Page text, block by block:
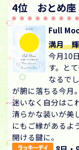
4位 おとめ座
Full
満月 輝
今月10
す。と
なるで
が腑に落ちる今月
迷いなく自分はこ
清らかな装いが美
にもご縁があるよ
開ける鍵に。